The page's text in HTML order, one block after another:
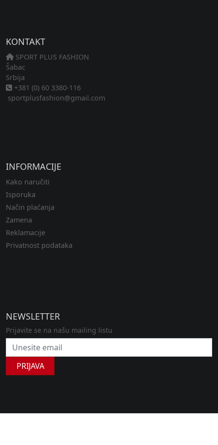
KONTAKT
SPORT PLUS FASHION
Šabac
Srbija
+381 (0) 60 3380-116
sportplusfashion@gmail.com
INFORMACIJE
Kako naručiti
Isporuka
Način plaćanja
Zamena
Reklamacije
Privatnost podataka
NEWSLETTER
Prijavite se na našu mailing listu
PRIJAVA